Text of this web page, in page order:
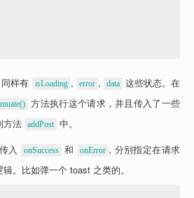
同样有 isLoading , error , data 这些状态。在
方法执行这个请求，并且传入了一些
方法 addPost 中。
入 onSuccess 和 onError , 分别指定在请求
。比如弹一个 toast 之类的。